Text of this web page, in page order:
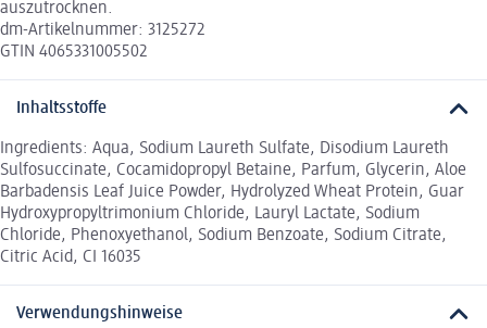
auszutrocknen.
dm-Artikelnummer: 3125272
GTIN 4065331005502
Inhaltsstoffe
Ingredients: Aqua, Sodium Laureth Sulfate, Disodium Laureth
Sulfosuccinate, Cocamidopropyl Betaine, Parfum, Glycerin, Aloe
Barbadensis Leaf Juice Powder, Hydrolyzed Wheat Protein, Guar
Hydroxypropyltrimonium Chloride, Lauryl Lactate, Sodium
Chloride, Phenoxyethanol, Sodium Benzoate, Sodium Citrate,
Citric Acid, CI 16035
Verwendungshinweise